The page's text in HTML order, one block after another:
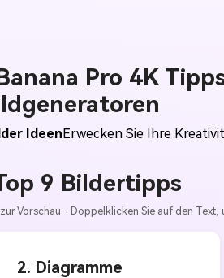
Pro 4K
IdeenErwecken Sie Ihre
9 Bildertipps
Vorschau · Doppelklicken Sie auf den Text,
2. Diagramme